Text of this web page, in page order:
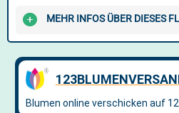
MEHR INFOS ÜBER DIESES